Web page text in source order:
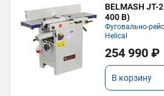
BELMASH JT-
400 В)
Фуговально-
Helical
254 990 ₽
В корзину